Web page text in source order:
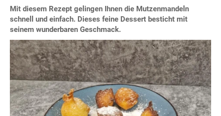
Mit diesem Rezept gelingen Ihnen die Mutzenmandeln
schnell und einfach. Dieses feine Dessert besticht mit
seinem wunderbaren Geschmack.